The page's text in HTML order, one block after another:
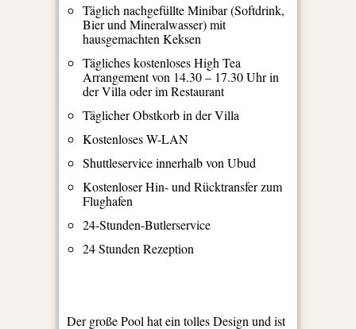
Täglich nachgefüllte Minibar (Softdrink,
Bier und Mineralwasser) mit
hausgemachten Keksen
Tägliches kostenloses High Tea
Arrangement von 14.30 – 17.30 Uhr in
der Villa oder im Restaurant
Täglicher Obstkorb in der Villa
Kostenloses W-LAN
Shuttleservice innerhalb von Ubud
Kostenloser Hin- und Rücktransfer zum
Flughafen
24-Stunden-Butlerservice
24 Stunden Rezeption
Der große Pool hat ein tolles Design und ist